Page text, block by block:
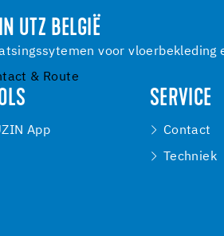
UTZ BELGIË
voor vloerbekleding
& Route
App
SERVICE
Contact
Techniek